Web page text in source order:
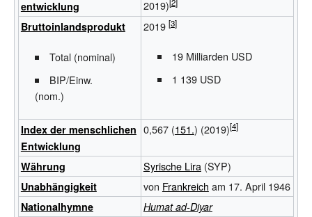
entwicklung
2019)
Bruttoinlandsprodukt
Total (nominal)
BIP/Einw.
(nom.)
2019
19 Milliarden USD
1 139 USD
Index der menschlichen
Entwicklung
0,567(151.) (2019)
Währung Syrische Lira(SYP)
Unabhängigkeit von Frankreich am 17. April 1946
Nationalhymne
Humat ad-Diyar